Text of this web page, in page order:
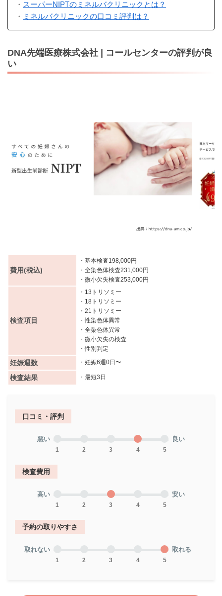
・ スーパーNIPTのミネルバクリニックとは？
・ ミネルバクリニックの口コミ評判は？
DNA先端医療株式会社 | コールセンターの評判が良
い
費用(税込)
・基本検査198,000円
・全染色体検査231,000円
・微小欠失検査253,000円
検査項目
・13トリソミー
・18トリソミー
・21トリソミー
・性染色体異常
・全染色体異常
・微小欠失の検査
・性別判定
妊娠週数 ・妊娠6週0日〜
検査結果 ・最短3日
口コミ・評判
悪い
1 2 3 4 5
良い
検査費用
高い
1 2 3 4 5
安い
予約の取りやすさ
取れない
1 2 3 4 5
取れる